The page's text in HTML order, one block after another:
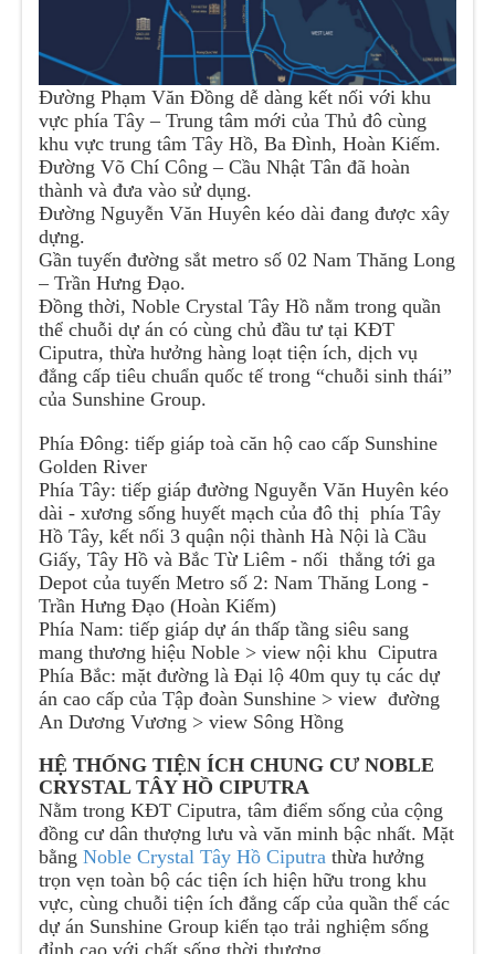
Đường Phạm Văn Đồng dễ dàng kết nối với khu
vực phía Tây – Trung tâm mới của Thủ đô cùng
khu vực trung tâm Tây Hồ, Ba Đình, Hoàn Kiếm.
Đường Võ Chí Công – Cầu Nhật Tân đã hoàn
thành và đưa vào sử dụng.
Đường Nguyễn Văn Huyên kéo dài đang được xây
dựng.
Gần tuyến đường sắt metro số 02 Nam Thăng Long
– Trần Hưng Đạo.
Đồng thời, Noble Crystal Tây Hồ nằm trong quần
thể chuỗi dự án có cùng chủ đầu tư tại KĐT
Ciputra, thừa hưởng hàng loạt tiện ích, dịch vụ
đẳng cấp tiêu chuẩn quốc tế trong “chuỗi sinh thái”
của Sunshine Group.
Phía Đông: tiếp giáp toà căn hộ cao cấp Sunshine
Golden River
Phía Tây: tiếp giáp đường Nguyễn Văn Huyên kéo
dài - xương sống huyết mạch của đô thị phía Tây
Hồ Tây, kết nối 3 quận nội thành Hà Nội là Cầu
Giấy, Tây Hồ và Bắc Từ Liêm - nối thẳng tới ga
Depot của tuyến Metro số 2: Nam Thăng Long -
Trần Hưng Đạo (Hoàn Kiếm)
Phía Nam: tiếp giáp dự án thấp tầng siêu sang
mang thương hiệu Noble > view nội khu Ciputra
Phía Bắc: mặt đường là Đại lộ 40m quy tụ các dự
án cao cấp của Tập đoàn Sunshine > view đường
An Dương Vương > view Sông Hồng
HỆ THỐNG TIỆN ÍCH CHUNG CƯ NOBLE
CRYSTAL TÂY HỒ CIPUTRA
Nằm trong KĐT Ciputra, tâm điểm sống của cộng
đồng cư dân thượng lưu và văn minh bậc nhất. Mặt
bằng Noble Crystal Tây Hồ Ciputra thừa hưởng
trọn vẹn toàn bộ các tiện ích hiện hữu trong khu
vực, cùng chuỗi tiện ích đẳng cấp của quần thể các
dự án Sunshine Group kiến tạo trải nghiệm sống